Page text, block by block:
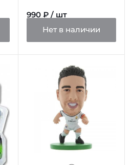
990 ₽ / шт
Нет в наличии